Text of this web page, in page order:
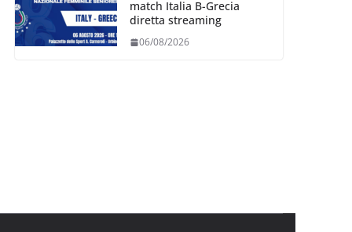
match Italia B-Grecia
diretta streaming
06/08/2026